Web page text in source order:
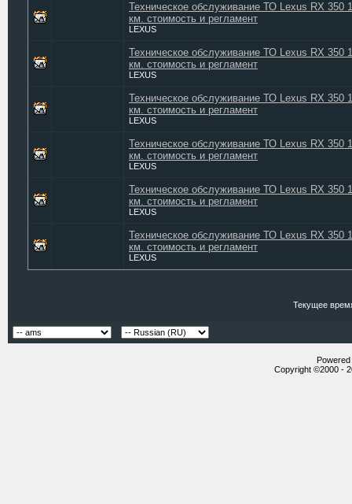
Техническое обслуживание ТО Lexus RX 350
км. стоимость и регламент
LEXUS
Техническое обслуживание ТО Lexus RX 350
км. стоимость и регламент
LEXUS
Техническое обслуживание ТО Lexus RX 350
км. стоимость и регламент
LEXUS
Техническое обслуживание ТО Lexus RX 350
км. стоимость и регламент
LEXUS
Техническое обслуживание ТО Lexus RX 350
км. стоимость и регламент
LEXUS
Техническое обслуживание ТО Lexus RX 350
км. стоимость и регламент
LEXUS
Текущее
Copyright ©2000 -